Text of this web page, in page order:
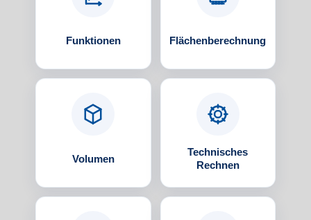
Funktionen Flächenberechnung
Volumen
Technisches
Rechnen